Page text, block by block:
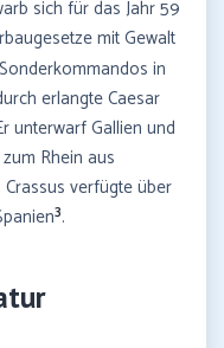
sich für das Jahr 59
mit Gewalt
in
erlangte Caesar
unterwarf Gallien und
Rhein aus
Crassus verfügte über
3.